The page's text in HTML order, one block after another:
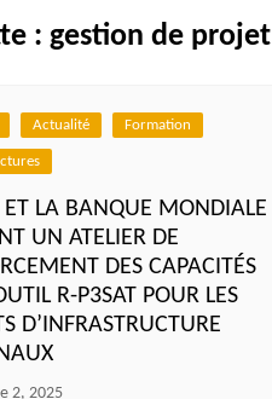
Bénin
Burundi
Cameroun
Centrafrique
Comores
Côte d’Ivoire
: gestion de projet
Actualité Formation
ET LA BANQUE MONDIALE
UN ATELIER DE
DES CAPACITÉS
R-P3SAT POUR LES
D’INFRASTRUCTURE
2, 2025